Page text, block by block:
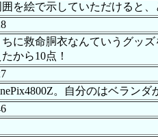
を絵で示していただけると
に救命胴衣なんていうグッ
から10点！
。自分のはベランダ